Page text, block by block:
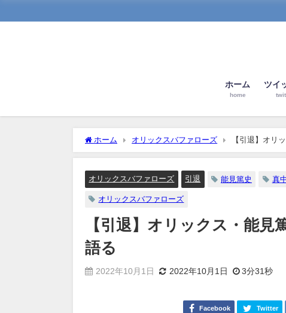
ホーム
home
ツイ
ホーム オリックスバファローズ 【引退】オリ
オリックスバファローズ 引退 能見篤史 真
オリックスバファローズ
【引退】オリックス・能見
語る
2022年10月1日 2022年10月1日 3分31秒
Facebook Twitter